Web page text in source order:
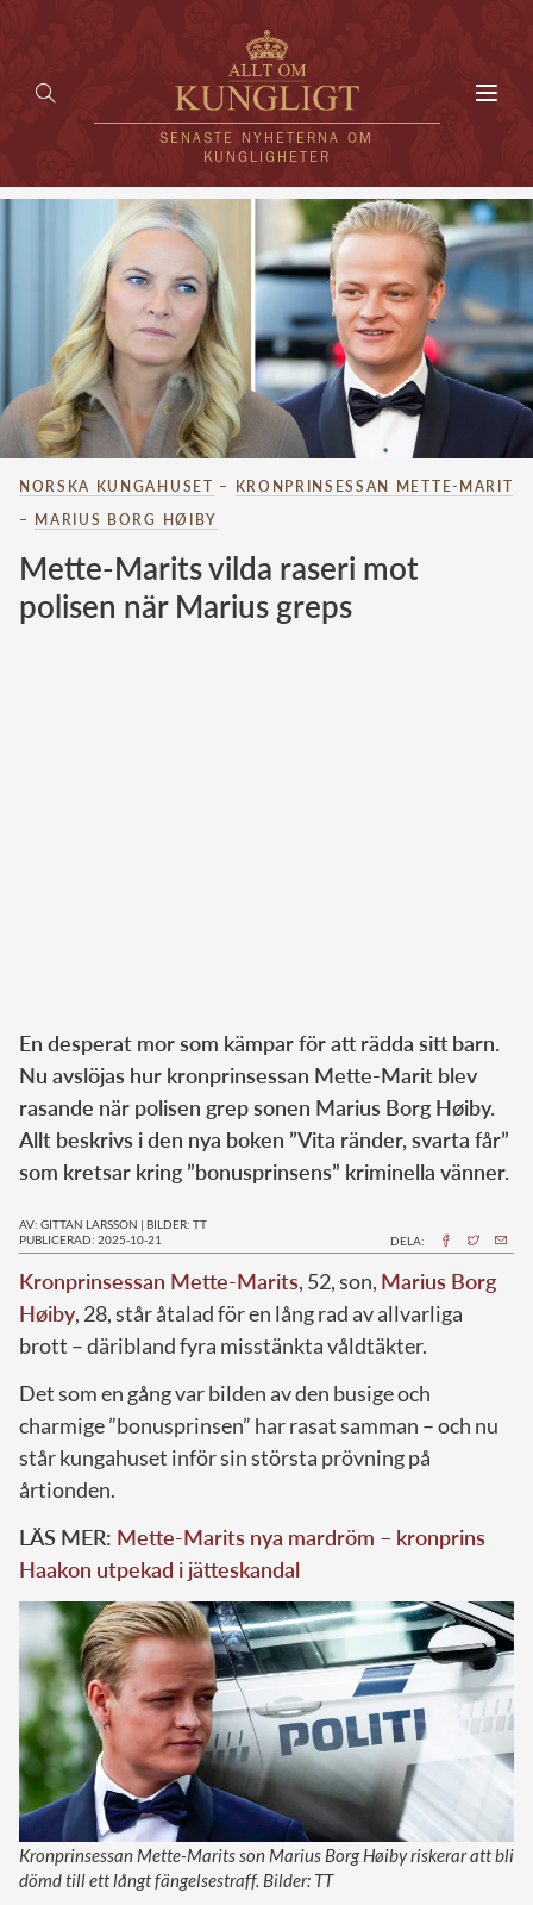
SENASTE NYHETERNA OM
KUNGLIGHETER
KUNGAFAMILJEN
UTLÄNDSKT
KÄNDISAR
VÄRLDENS KUNGAHUS
Svenska kungahuset
Brittiska kungahuset
Norska kungahuset
Danska kungahuset
REDAKTION
NORSKA KUNGAHUSET – KRONPRINSESSAN METTE-MARIT
– MARIUS BORG HØIBY
Mette-Marits vilda raseri mot
polisen när Marius greps
En desperat mor som kämpar för att rädda sitt barn.
Nu avslöjas hur kronprinsessan Mette-Marit blev
rasande när polisen grep sonen Marius Borg Høiby.
Allt beskrivs i den nya boken ”Vita ränder, svarta får”
som kretsar kring ”bonusprinsens” kriminella vänner.
AV: GITTAN LARSSON | BILDER: TT
PUBLICERAD: 2025-10-21
DELA:
Kronprinsessan Mette-Marits, 52, son, Marius Borg
Høiby, 28, står åtalad för en lång rad av allvarliga
brott – däribland fyra misstänkta våldtäkter.
Det som en gång var bilden av den busige och
charmige ”bonusprinsen” har rasat samman – och nu
står kungahuset inför sin största prövning på
årtionden.
LÄS MER: Mette-Marits nya mardröm – kronprins
Haakon utpekad i jätteskandal
Kronprinsessan Mette-Marits son Marius Borg Høiby riskerar att bli
dömd till ett långt fängelsestraff. Bilder: TT